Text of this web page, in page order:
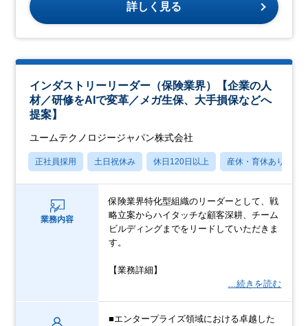
詳しく見る
インダストリーリーダー（保険業界）【企業の人
材／研修をAIで変革／メガ生保、大手損保などへ
提案】
ユームテクノロジージャパン株式会社
正社員採用 土日祝休み 休日120日以上 産休・育休あり
業務内容
保険業界特化型組織のリーダーとして、戦
略立案からハイタッチな顧客深耕、チーム
ビルディングまでをリードしていただきま
す。
【業務詳細】
…続きを読む
■エンタープライズ領域における卓越した